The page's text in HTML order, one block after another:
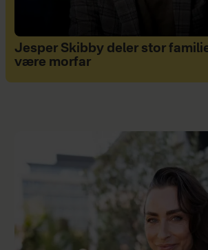
Jesper Skibby deler stor
være morfar